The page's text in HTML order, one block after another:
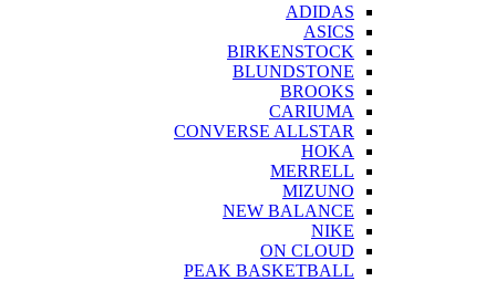
ADIDAS
ASICS
BIRKENSTOCK
BLUNDSTONE
BROOKS
CARIUMA
CONVERSE ALLSTAR
HOKA
MERRELL
MIZUNO
NEW BALANCE
NIKE
ON CLOUD
PEAK BASKETBALL